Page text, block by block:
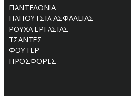
ΠΑΝΤΕΛΟΝΙΑ
ΠΑΠΟΥΤΣΙΑ ΑΣΦΑΛΕΙΑΣ
ΡΟΥΧΑ ΕΡΓΑΣΙΑΣ
ΤΣΑΝΤΕΣ
ΦΟΥΤΕΡ
ΠΡΟΣΦΟΡΕΣ